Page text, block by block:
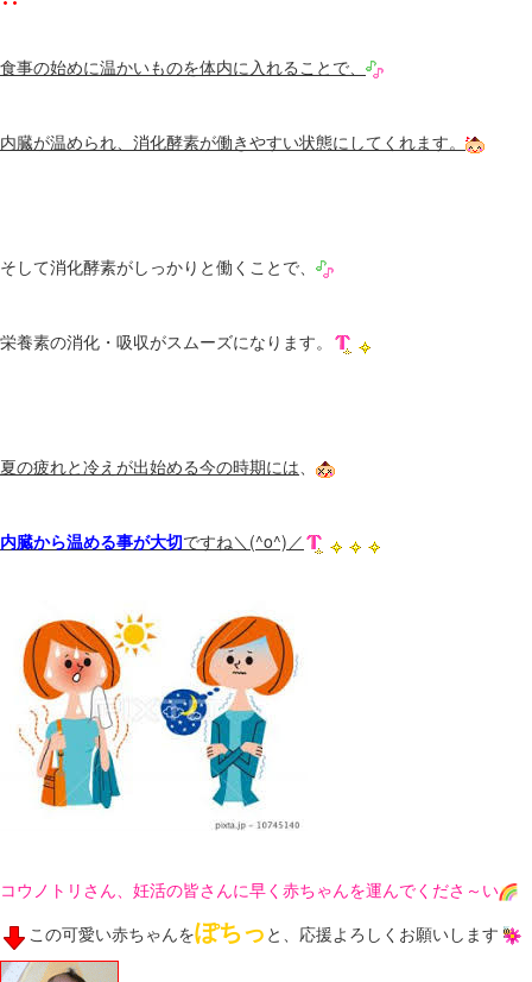
食事の始めに温かいものを体内に入れることで、
内臓が温められ、消化酵素が働きやすい状態にしてくれます。
そして消化酵素がしっかりと働くことで、
栄養素の消化・吸収がスムーズになります。
夏の疲れと冷えが出始める今の時期には、
内臓から温める事が大切ですね＼(^o^)／
コウノトリさん、妊活の皆さんに早く赤ちゃんを運んでくださ～い
この可愛い赤ちゃんをぽちっ と、応援よろしくお願いします